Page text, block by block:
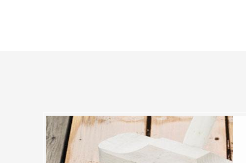
pour le nettoyage de terrasse sur